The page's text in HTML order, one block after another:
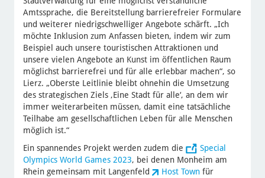
Amtssprache, die Bereitstellung barrierefreier Formulare
und weiterer niedrigschwelliger Angebote schärft. „Ich
möchte Inklusion zum Anfassen bieten, indem wir zum
Beispiel auch unsere touristischen Attraktionen und
unsere vielen Angebote an Kunst im öffentlichen Raum
möglichst barrierefrei und für alle erlebbar machen“, so
Lierz. „Oberste Leitlinie bleibt ohnehin die Umsetzung
des strategischen Ziels ‚Eine Stadt für alle‘, an dem wir
immer weiterarbeiten müssen, damit eine tatsächliche
Teilhabe am gesellschaftlichen Leben für alle Menschen
möglich ist.“
Ein spannendes Projekt werden zudem die
Special
Olympics World Games 2023, bei denen Monheim am
Rhein gemeinsam mit Langenfeld
Host Townfür